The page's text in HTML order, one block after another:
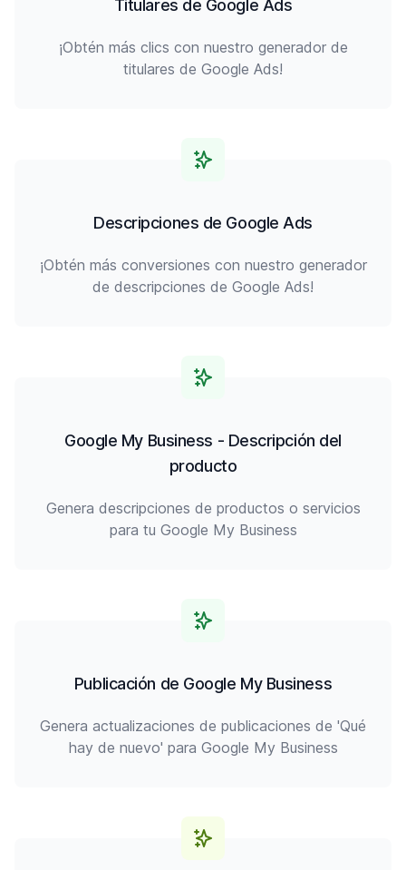
Titulares de Google Ads
¡Obtén más clics con nuestro generador de
titulares de Google Ads!
Descripciones de Google Ads
¡Obtén más conversiones con nuestro generador
de descripciones de Google Ads!
Google My Business - Descripción del
producto
Genera descripciones de productos o servicios
para tu Google My Business
Publicación de Google My Business
Genera actualizaciones de publicaciones de 'Qué
hay de nuevo' para Google My Business